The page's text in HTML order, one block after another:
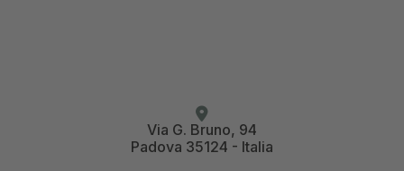
Via G. Bruno, 94
Padova 35124 - Italia